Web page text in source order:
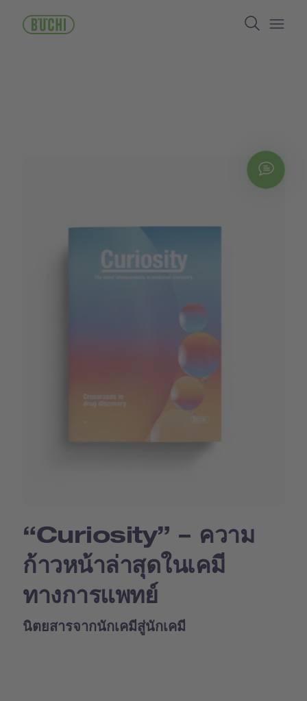
Search
“Curiosity” – ความ
ก้าวหน้าล่าสุดในเคมี
ทางการแพทย์
นิตยสารจากนักเคมีสู่นักเคมี